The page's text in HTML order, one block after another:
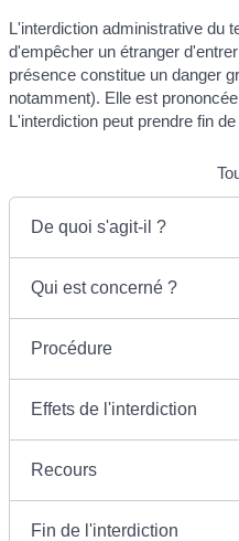
L'interdiction administrative du
d'empêcher un étranger
présence constitue un danger
notamment). Elle est
L'interdiction peut prendre fin
De quoi s'agit-il ?
Qui est concerné ?
Procédure
Effets de l'interdiction
Recours
Fin de l'interdiction